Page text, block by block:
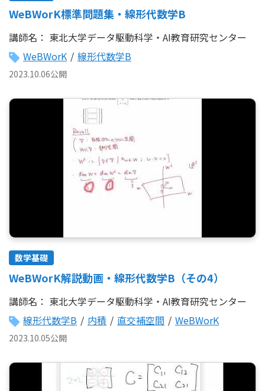
WeBWorK標準問題集・線形代数学B
講師名： 東北大学データ駆動科学・AI教育研究センター
WeBWorK / 線形代数学B
2023.10.06公開
数学基礎
WeBWorK解説動画・線形代数学B（その4）
講師名： 東北大学データ駆動科学・AI教育研究センター
線形代数学B / 内積 / 直交補空間 / WeBWorK
2023.10.05公開